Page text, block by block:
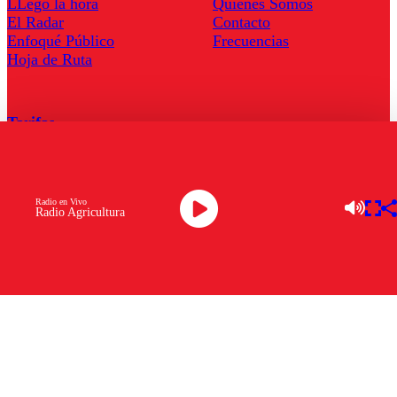
Radio Agricultura
Radio en Vivo
El Radar
Enfoqué Público
Hoja de Ruta
Contacto
Frecuencias
Tarifas
Descarga la APP